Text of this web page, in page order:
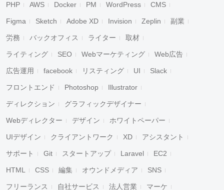
PHP AWS Docker PM WordPress CMS
Figma Sketch Adobe XD Invision Zeplin 副業
労務 バックオフィス ライター 取材
ライティング SEO Webマーケティング Web広告
広告運用 facebook リスティング UI Slack
フロントエンド Photoshop Illustrator
ディレクション グラフィックデザイナー
Webディレクター デザイン ホワイトペーパー
UIデザイン クライアントワーク XD アシスタント
サポート Git スタートアップ Laravel EC2
HTML CSS 編集 オウンドメディア SNS
フリーランス 自社サービス 法人営業 マーケ